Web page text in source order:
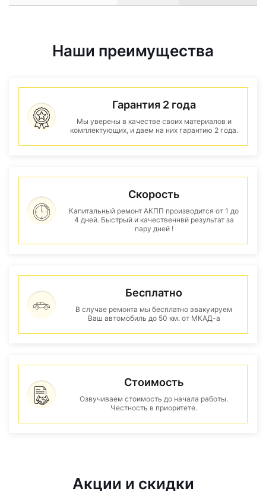
Наши преимущества
Гарантия 2 года
Мы уверены в качестве своих материалов и
комплектующих, и даем на них гарантию 2 года.
Скорость
Капитальный ремонт АКПП производится от 1 до
4 дней. Быстрый и качественнвй результат за
пару дней !
Бесплатно
В случае ремонта мы бесплатно эвакуируем
Ваш автомобиль до 50 км. от МКАД-а
Стоимость
Озвучиваем стоимость до начала работы.
Честность в приоритете.
Акции и скидки